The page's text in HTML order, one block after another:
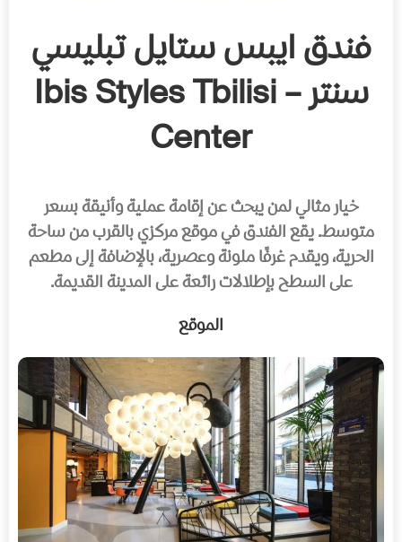
فندق ايبس ستايل تبليسي
سنتر – Ibis Styles Tbilisi
Center
خيار مثالي لمن يبحث عن إقامة عملية وأنيقة بسعر
متوسط. يقع الفندق في موقع مركزي بالقرب من ساحة
الحرية، ويقدم غرفًا ملونة وعصرية، بالإضافة إلى مطعم
على السطح بإطلالات رائعة على المدينة القديمة.
الموقع